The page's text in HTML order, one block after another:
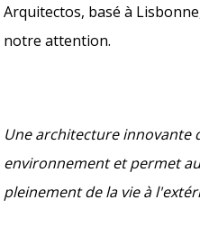
Arquitectos, basé à
notre attention.
Une architecture innovante
environnement et permet
pleinement de la vie à